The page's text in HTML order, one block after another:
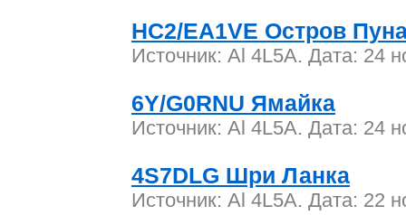
HC2/EA1VE Остров
Источник: Al 4L5A. Дата: 24
6Y/G0RNU Ямайка
Источник: Al 4L5A. Дата: 24
4S7DLG Шри Ланка
Источник: Al 4L5A. Дата: 22